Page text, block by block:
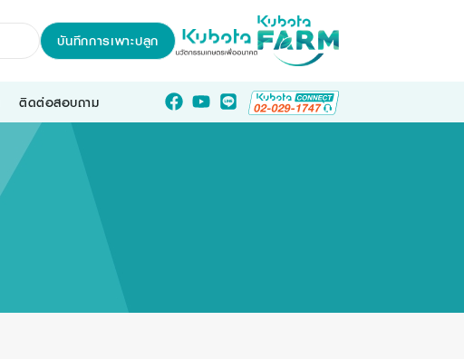
บันทึกการเพาะปลูก
ติดต่อสอบถาม